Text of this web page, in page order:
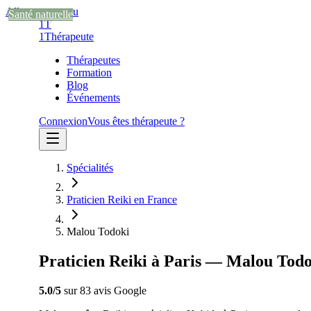
Aller au contenu
1T
1Thérapeute
Thérapeutes
Formation
Blog
Événements
ConnexionVous êtes thérapeute ?
Spécialités
Praticien Reiki en France
Malou Todoki
Praticien Reiki à Paris — Malou
5.0/5 sur83 avis Google
Santé naturelle
Santé naturelle
Santé naturelle